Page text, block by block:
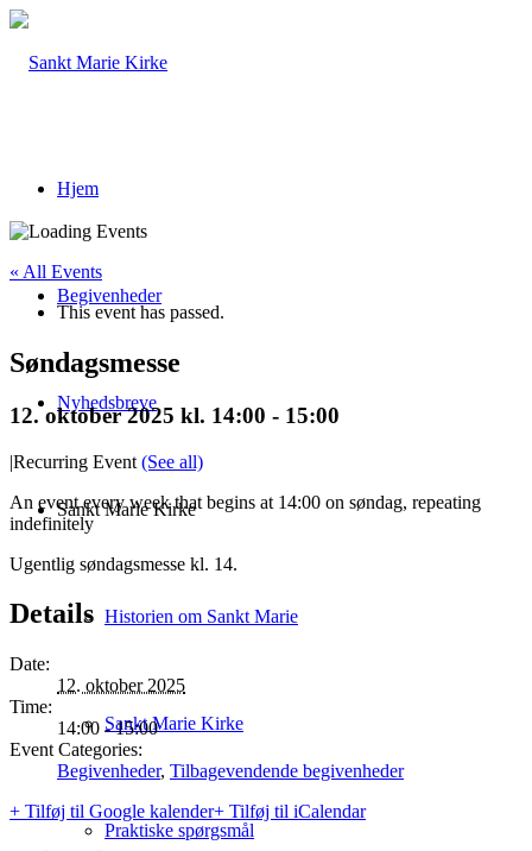
Hjem
Begivenheder
Nyhedsbreve
Sankt Marie Kirke
Historien om Sankt Marie
Sankt Marie Kirke
Praktiske spørgsmål
« All Events
This event has passed.
Søndagsmesse
12. oktober 2025 kl. 14:00 - 15:00
|Recurring Event (See all)
An event every week that begins at 14:00 on søndag, repeating
indefinitely
Ugentlig søndagsmesse kl. 14.
Details
Date:
12. oktober 2025
Time:
14:00 - 15:00
Event Categories:
Begivenheder, Tilbagevendende begivenheder
+ Tilføj til Google kalender+ Tilføj til iCalendar